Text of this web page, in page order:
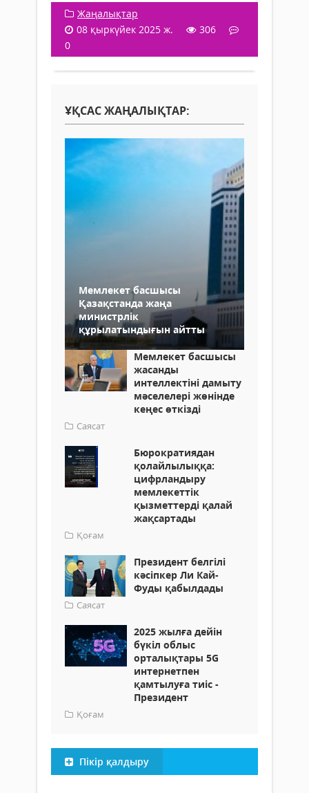
Жаңалықтар
08 қыркүйек 2025 ж.
306
0
ҰҚСАС ЖАҢАЛЫҚТАР:
Мемлекет басшысы
Қазақстанда жаңа
министрлік
құрылатындығын айтты
Мемлекет басшысы
жасанды
интеллектіні дамыту
мәселелері жөнінде
кеңес өткізді
Саясат
Бюрократиядан
қолайлылыққа:
цифрландыру
мемлекеттік
қызметтерді қалай
жақсартады
Қоғам
Президент белгілі
кәсіпкер Ли Кай-
Фуды қабылдады
Саясат
2025 жылға дейін
бүкіл облыс
орталықтары 5G
интернетпен
қамтылуға тиіс -
Президент
Қоғам
Пікір қалдыру